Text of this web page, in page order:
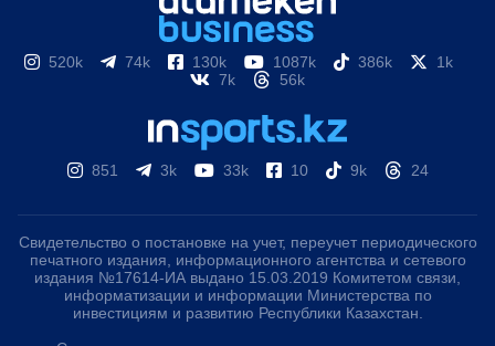
520k 74k 130k 1087k 386k
1k
7k
56k
851 3k 33k 10 9k 24
Свидетельство о постановке на учет, переучет периодического
печатного издания, информационного агентства и сетевого
издания №17614-ИА выдано 15.03.2019 Комитетом связи,
информатизации и информации Министерства по
инвестициям и развитию Республики Казахстан.